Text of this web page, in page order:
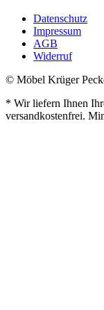
Datenschutz
Impressum
AGB
Widerruf
© Möbel Krüger
* Wir liefern Ihnen
versandkostenfrei.